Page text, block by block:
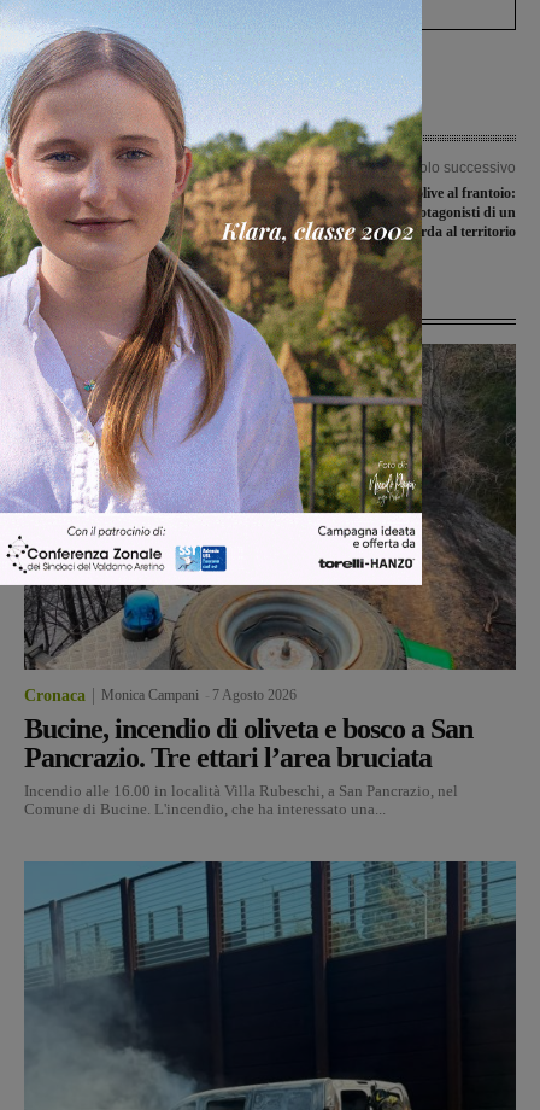
Articolo precedente
Niente da fare per la Pallavolo
Piandiscò Valdarninsieme in casa del
Rinascita
Articolo successivo
Dalla raccolta delle olive al frantoio:
gli studenti di Loro protagonisti di un
progetto che guarda al territorio
Ultime Notizie
Cronaca Monica Campani 7 Agosto 2026
Bucine, incendio di oliveta e bosco a San
Pancrazio. Tre ettari l’area bruciata
Incendio alle 16.00 in località Villa Rubeschi, a San Pancrazio, nel
Comune di Bucine. L'incendio, che ha interessato una...